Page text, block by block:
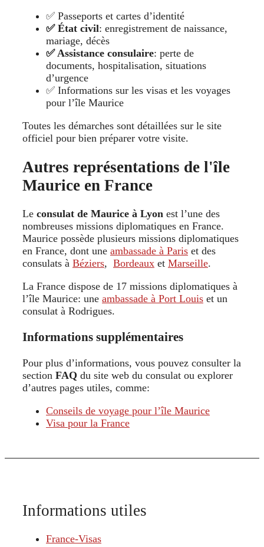
✅ Passeports et cartes d’identité
✅ État civil: enregistrement de naissance,
mariage, décès
✅ Assistance consulaire: perte de
documents, hospitalisation, situations
d’urgence
✅ Informations sur les visas et les voyages
pour l’île Maurice
Toutes les démarches sont détaillées sur le site
officiel pour bien préparer votre visite.
Autres représentations de l'île
Maurice en France
Le consulat de Maurice à Lyon est l’une des
nombreuses missions diplomatiques en France.
Maurice possède plusieurs missions diplomatiques
en France, dont une ambassade à Paris et des
consulats à Béziers, Bordeaux et Marseille.
La France dispose de 17 missions diplomatiques à
l’île Maurice: une ambassade à Port Louis et un
consulat à Rodrigues.
Informations supplémentaires
Pour plus d’informations, vous pouvez consulter la
section FAQ du site web du consulat ou explorer
d’autres pages utiles, comme:
Conseils de voyage pour l’île Maurice
Visa pour la France
Informations utiles
France-Visas